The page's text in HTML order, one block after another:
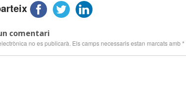
comentari
no es publicarà. Els camps necessaris estan marcats amb*